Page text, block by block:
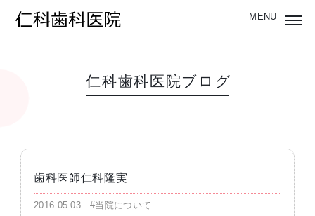
仁科歯科医院ブログ
歯科医師仁科隆実
2016.05.03#当院について